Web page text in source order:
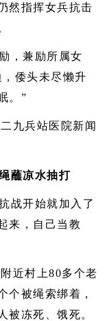
然指挥女兵抗击
，兼励所属女
倭头未尽懒升
。”
九兵站医院新闻
蘸凉水抽打
战开始就加入了
来，自己当教
近村上80多个老
个被绳索绑着，
被冻死、饿死。